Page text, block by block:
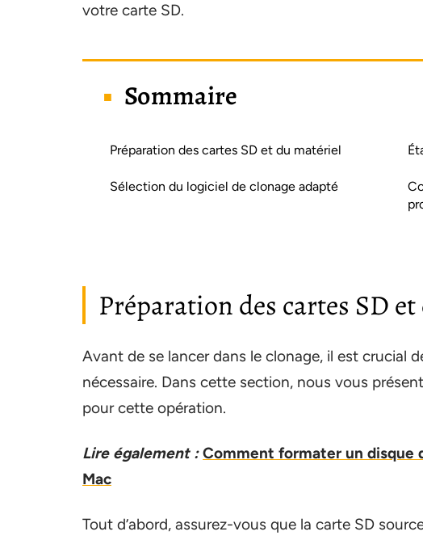
votre carte SD.
Sommaire
Préparation des cartes SD et du matériel
Sélection du logiciel de clonage adapté
Préparation des cartes SD
Avant de se lancer dans le clonage, il est crucial
nécessaire. Dans cette section, nous vous
pour cette opération.
Lire également : Comment formater un disque
Mac
Tout d’abord, assurez-vous que la carte SD